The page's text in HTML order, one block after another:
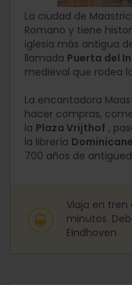
La ciudad de
Romano y tiene
iglesia más antigua
llamada Puerta del
medieval que rodea
La encantadora
hacer compras,
la Plaza Vrijthof ,
la librería
700 años de
Viaja en tren
minutos.
Eindhoven.